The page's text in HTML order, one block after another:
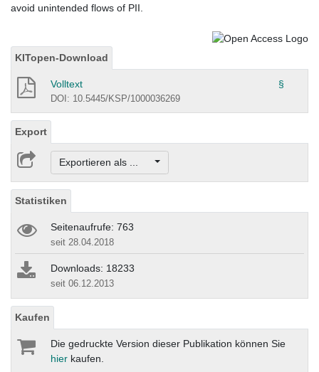
avoid unintended flows of PII.
KITopen-Download
Volltext §
DOI: 10.5445/KSP/1000036269
Export
Exportieren als ...
Statistiken
Seitenaufrufe: 763
seit 28.04.2018
Downloads: 18233
seit 06.12.2013
Kaufen
Die gedruckte Version dieser Publikation können Sie
hier kaufen.